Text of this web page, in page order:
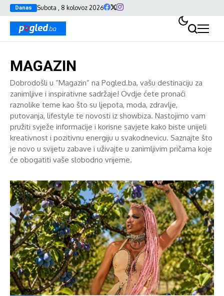
Danas Subota , 8 kolovoz 2026
MAGAZIN
Dobrodošli u “Magazin” na Pogled.ba, vašu destinaciju za
zanimljive i inspirativne sadržaje! Ovdje ćete pronaći
raznolike teme kao što su ljepota, moda, zdravlje,
putovanja, lifestyle te novosti iz showbiza. Nastojimo vam
pružiti svježe informacije i korisne savjete kako biste unijeli
kreativnost i pozitivnu energiju u svakodnevicu. Saznajte što
je novo u svijetu zabave i uživajte u zanimljivim pričama koje
će obogatiti vaše slobodno vrijeme.